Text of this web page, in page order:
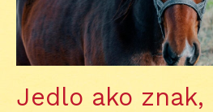
Jedlo ako znak,